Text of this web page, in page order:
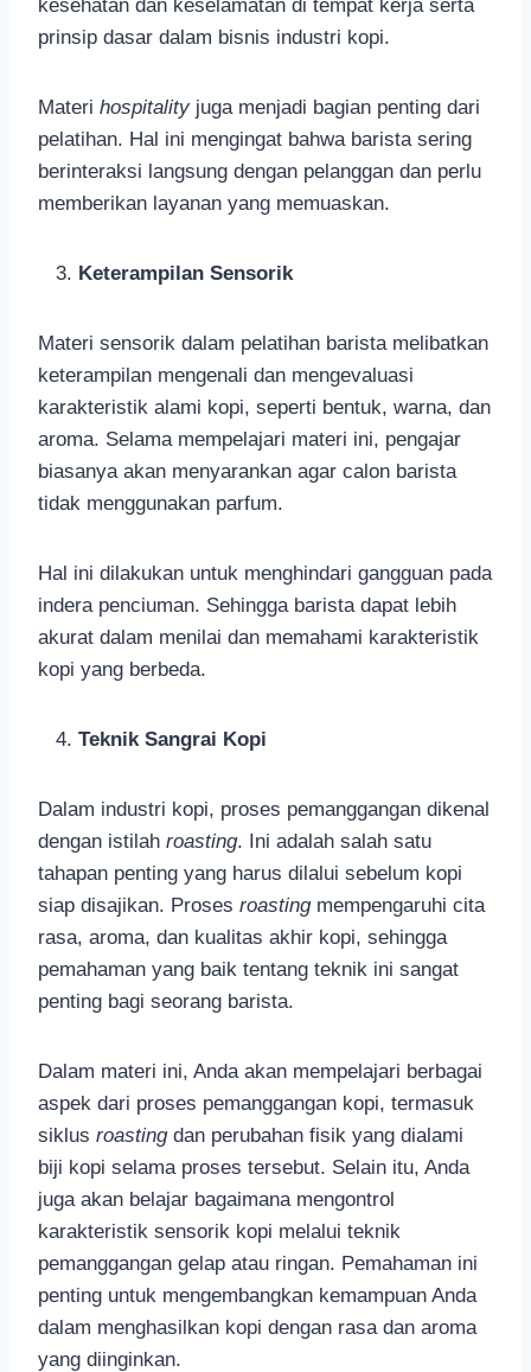
kesehatan dan keselamatan di tempat kerja serta
prinsip dasar dalam bisnis industri kopi.
Materi hospitality juga menjadi bagian penting dari
pelatihan. Hal ini mengingat bahwa barista sering
berinteraksi langsung dengan pelanggan dan perlu
memberikan layanan yang memuaskan.
Keterampilan Sensorik
Materi sensorik dalam pelatihan barista melibatkan
keterampilan mengenali dan mengevaluasi
karakteristik alami kopi, seperti bentuk, warna, dan
aroma. Selama mempelajari materi ini, pengajar
biasanya akan menyarankan agar calon barista
tidak menggunakan parfum.
Hal ini dilakukan untuk menghindari gangguan pada
indera penciuman. Sehingga barista dapat lebih
akurat dalam menilai dan memahami karakteristik
kopi yang berbeda.
Teknik Sangrai Kopi
Dalam industri kopi, proses pemanggangan dikenal
dengan istilah roasting. Ini adalah salah satu
tahapan penting yang harus dilalui sebelum kopi
siap disajikan. Proses roastingmempengaruhi cita
rasa, aroma, dan kualitas akhir kopi, sehingga
pemahaman yang baik tentang teknik ini sangat
penting bagi seorang barista.
Dalam materi ini, Anda akan mempelajari berbagai
aspek dari proses pemanggangan kopi, termasuk
siklus roastingdan perubahan fisik yang dialami
biji kopi selama proses tersebut. Selain itu, Anda
juga akan belajar bagaimana mengontrol
karakteristik sensorik kopi melalui teknik
pemanggangan gelap atau ringan. Pemahaman ini
penting untuk mengembangkan kemampuan Anda
dalam menghasilkan kopi dengan rasa dan aroma
yang diinginkan.